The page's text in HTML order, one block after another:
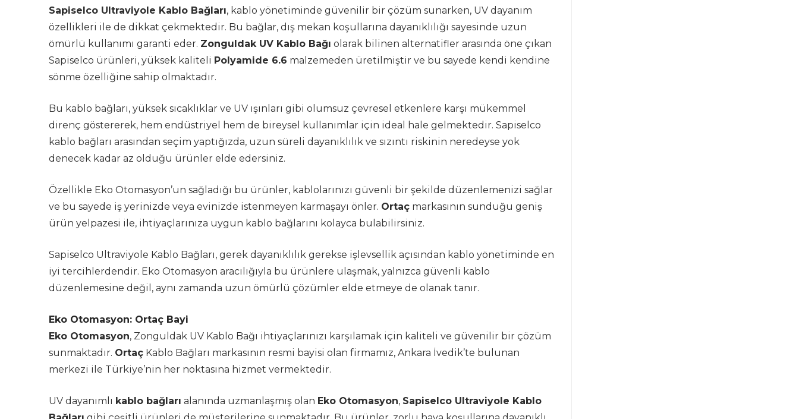
Sapiselco Ultraviyole Kablo Bağları, kablo yönetiminde güvenilir bir çözüm sunarken, UV dayanım
özellikleri ile de dikkat çekmektedir. Bu bağlar, dış mekan koşullarına dayanıklılığı sayesinde uzun
ömürlü kullanımı garanti eder. Zonguldak UV Kablo Bağı olarak bilinen alternatifler arasında öne çıkan
Sapiselco ürünleri, yüksek kaliteli Polyamide 6.6 malzemeden üretilmiştir ve bu sayede kendi kendine
sönme özelliğine sahip olmaktadır.
Bu kablo bağları, yüksek sıcaklıklar ve UV ışınları gibi olumsuz çevresel etkenlere karşı mükemmel
direnç göstererek, hem endüstriyel hem de bireysel kullanımlar için ideal hale gelmektedir. Sapiselco
kablo bağları arasından seçim yaptığızda, uzun süreli dayanıklılık ve sızıntı riskinin neredeyse yok
denecek kadar az olduğu ürünler elde edersiniz.
Özellikle Eko Otomasyon’un sağladığı bu ürünler, kablolarınızı güvenli bir şekilde düzenlemenizi sağlar
ve bu sayede iş yerinizde veya evinizde istenmeyen karmaşayı önler. Ortaç markasının sunduğu geniş
ürün yelpazesi ile, ihtiyaçlarınıza uygun kablo bağlarını kolayca bulabilirsiniz.
Sapiselco Ultraviyole Kablo Bağları, gerek dayanıklılık gerekse işlevsellik açısından kablo yönetiminde en
iyi tercihlerdendir. Eko Otomasyon aracılığıyla bu ürünlere ulaşmak, yalnızca güvenli kablo
düzenlemesine değil, aynı zamanda uzun ömürlü çözümler elde etmeye de olanak tanır.
Eko Otomasyon: Ortaç Bayi
Eko Otomasyon, Zonguldak UV Kablo Bağı ihtiyaçlarınızı karşılamak için kaliteli ve güvenilir bir çözüm
sunmaktadır. Ortaç Kablo Bağları markasının resmi bayisi olan firmamız, Ankara İvedik’te bulunan
merkezi ile Türkiye’nin her noktasına hizmet vermektedir.
UV dayanımlı kablo bağları alanında uzmanlaşmış olan Eko Otomasyon, Sapiselco Ultraviyole Kablo